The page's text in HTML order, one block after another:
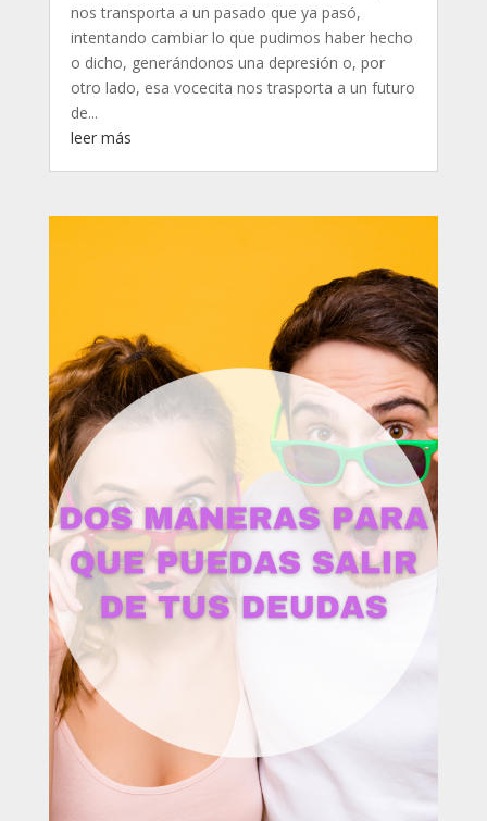
nos transporta a un pasado que ya pasó,
intentando cambiar lo que pudimos haber hecho
o dicho, generándonos una depresión o, por
otro lado, esa vocecita nos trasporta a un futuro
de...
leer más